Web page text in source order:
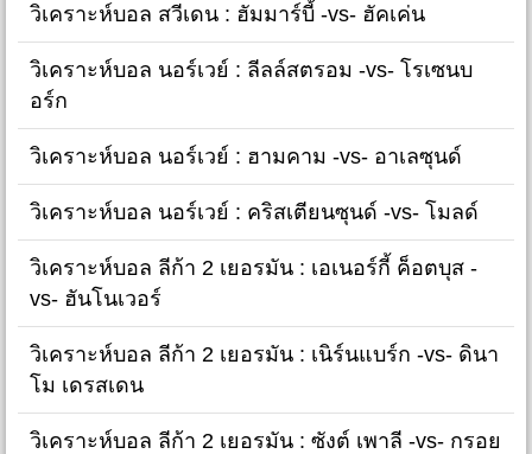
วิเคราะห์บอล สวีเดน : ฮัมมาร์บี้ -vs- ฮัคเค่น
วิเคราะห์บอล นอร์เวย์ : ลีลล์สตรอม -vs- โรเซนบ
อร์ก
วิเคราะห์บอล นอร์เวย์ : ฮามคาม -vs- อาเลซุนด์
วิเคราะห์บอล นอร์เวย์ : คริสเตียนซุนด์ -vs- โมลด์
วิเคราะห์บอล ลีก้า 2 เยอรมัน : เอเนอร์กี้ ค็อตบุส -
vs- ฮันโนเวอร์
วิเคราะห์บอล ลีก้า 2 เยอรมัน : เนิร์นแบร์ก -vs- ดินา
โม เดรสเดน
วิเคราะห์บอล ลีก้า 2 เยอรมัน : ซังต์ เพาลี -vs- กรอย